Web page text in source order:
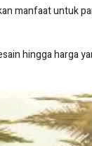
manfaat untuk
hingga harga